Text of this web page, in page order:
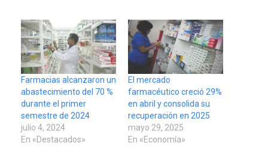
Farmacias alcanzaron un
abastecimiento del 70 %
durante el primer
semestre de 2024
julio 4, 2024
En «Destacados»
El mercado
farmacéutico creció 29%
en abril y consolida su
recuperación en 2025
mayo 29, 2025
En «Economía»